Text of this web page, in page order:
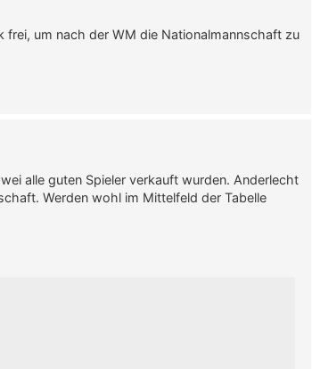
frei, um nach der WM die Nationalmannschaft zu
alle guten Spieler verkauft wurden. Anderlecht
Werden wohl im Mittelfeld der Tabelle